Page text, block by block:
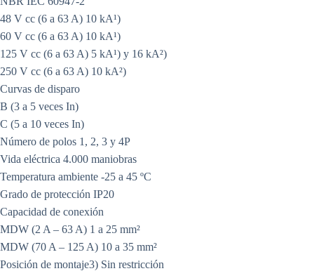
48 V cc (6 a 63 A) 10 kA¹)
60 V cc (6 a 63 A) 10 kA¹)
125 V cc (6 a 63 A) 5 kA¹) y 16 kA²)
250 V cc (6 a 63 A) 10 kA²)
Curvas de disparo
B (3 a 5 veces In)
C (5 a 10 veces In)
Número de polos 1, 2, 3 y 4P
Vida eléctrica 4.000 maniobras
Temperatura ambiente -25 a 45 ºC
Grado de protección IP20
Capacidad de conexión
MDW (2 A – 63 A) 1 a 25 mm²
MDW (70 A – 125 A) 10 a 35 mm²
Posición de montaje3) Sin restricción